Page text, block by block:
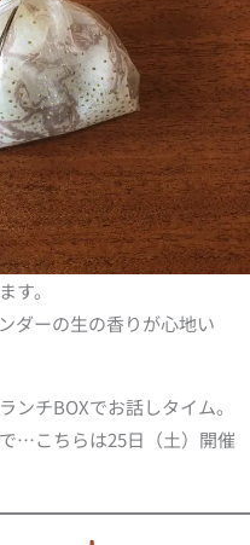
す。
ダーの生の香りが心地い
ンチBOXでお話しタイム。
…こちらは25日（土）開催